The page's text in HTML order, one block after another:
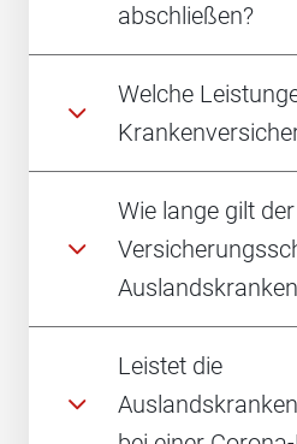
abschließen?
Welche
Wie lange gilt der
Leistet die